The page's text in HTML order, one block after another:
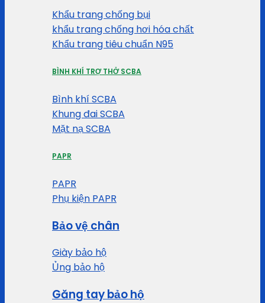
Khẩu trang chống bụi
khẩu trang chống hơi hóa chất
Khẩu trang tiêu chuẩn N95
BÌNH KHÍ TRỢ THỞ SCBA
Bình khí SCBA
Khung đai SCBA
Mặt nạ SCBA
PAPR
PAPR
Phụ kiện PAPR
Bảo vệ chân
Giày bảo hộ
Ủng bảo hộ
Găng tay bảo hộ